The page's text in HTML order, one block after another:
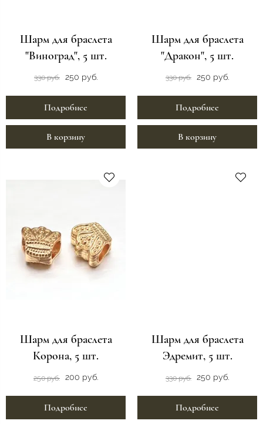
Шарм для браслета
"Виноград", 5 шт.
330 руб. 250 руб.
Подробнее
В корзину
Шарм для браслета
"Дракон", 5 шт.
330 руб. 250 руб.
Подробнее
В корзину
Шарм для браслета
Корона, 5 шт.
250 руб. 200 руб.
Подробнее
Шарм для браслета
Эдремит, 5 шт.
330 руб. 250 руб.
Подробнее